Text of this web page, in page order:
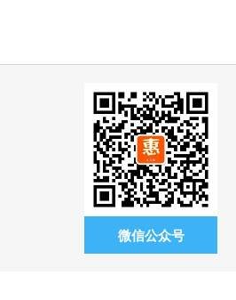
微信公众号